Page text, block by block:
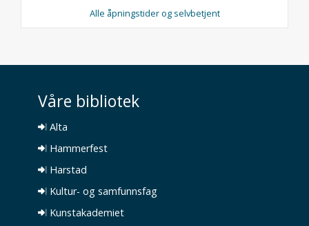
Alle åpningstider og selvbetjent
Våre bibliotek
Alta
Hammerfest
Harstad
Kultur- og samfunnsfag
Kunstakademiet